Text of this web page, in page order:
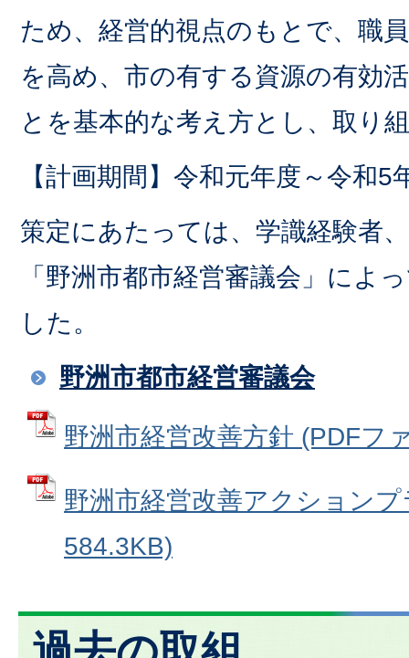
ため、経営的視点のもとで、職
を高め、市の有する資源の有効
とを基本的な考え方とし、取り
【計画期間】令和元年度～令和5
策定にあたっては、学識経験者
「野洲市都市経営審議会」によ
した。
野洲市都市経営審議会
野洲市経営改善方針 (PDFフ
野洲市経営改善アクション
584.3KB)